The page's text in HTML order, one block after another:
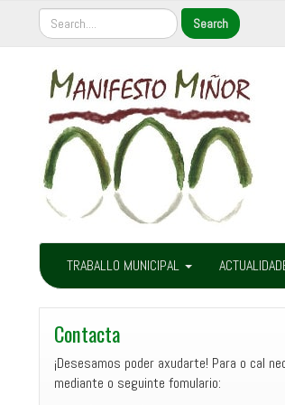
TRABALLO MUNICIPAL
Contacta
¡Desesamos poder axudarte! Para o cal
mediante o seguinte fomulario: